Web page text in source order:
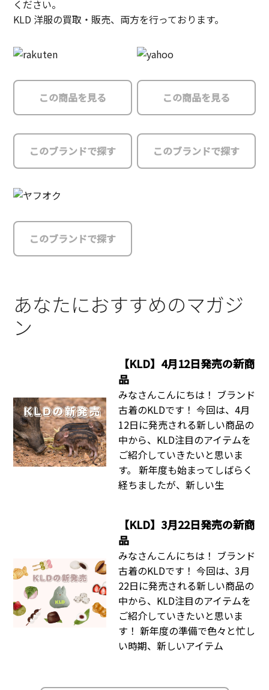
ください。
KLD 洋服の買取・販売、両方を行っております。
この商品を見る
このブランドで探す
この商品を見る
このブランドで探す
このブランドで探す
あなたにおすすめのマガジ
ン
【KLD】4月12日発売の新商
品
みなさんこんにちは！ ブランド
古着のKLDです！ 今回は、4月
12日に発売される新しい商品の
中から、KLD注目のアイテムを
ご紹介していきたいと思いま
す。 新年度も始まってしばらく
経ちましたが、新しい生
【KLD】3月22日発売の新商
品
みなさんこんにちは！ ブランド
古着のKLDです！ 今回は、3月
22日に発売される新しい商品の
中から、KLD注目のアイテムを
ご紹介していきたいと思いま
す！ 新年度の準備で色々と忙し
い時期、新しいアイテム